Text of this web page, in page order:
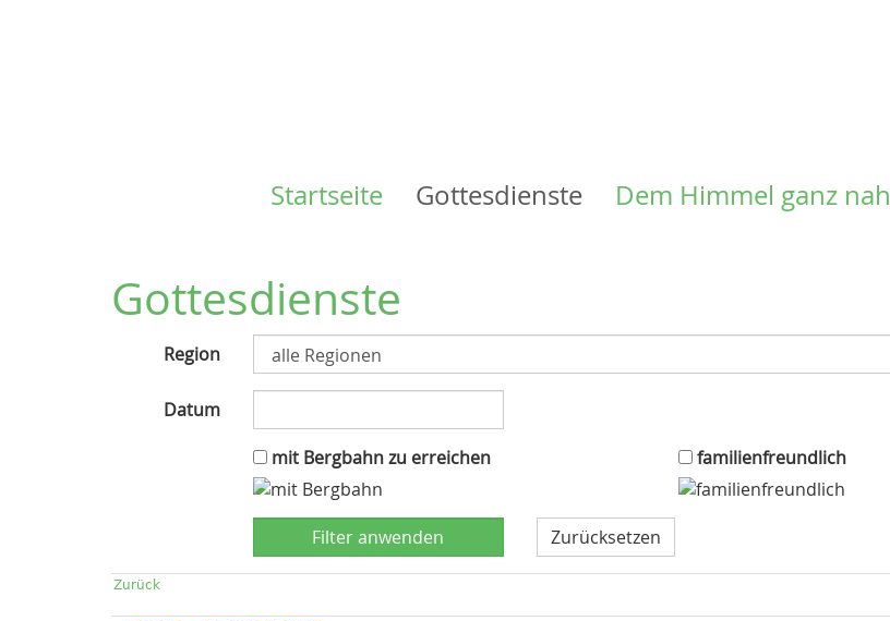
Startseite Gottesdienste Dem Himmel ganz nah
Gottesdienste
Region
Datum
mit Bergbahn zu erreichen
familienfreundlich
Zurücksetzen
Zurück